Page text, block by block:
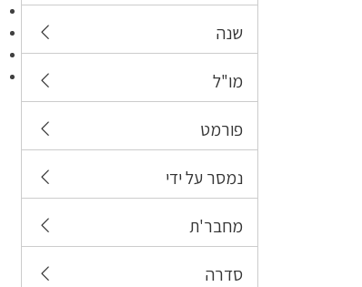
שנה
מו"ל
פורמט
נמסר על ידי
מחבר'ת
סדרה